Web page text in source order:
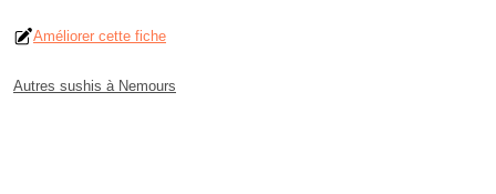
Améliorer cette fiche
Autres sushis à Nemours